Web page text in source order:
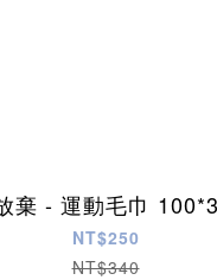
棄 - 運動毛巾
NT$250
NT$340